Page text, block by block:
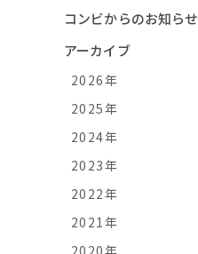
コンビからのお知らせ
アーカイブ
2026年
2025年
2024年
2023年
2022年
2021年
2020年